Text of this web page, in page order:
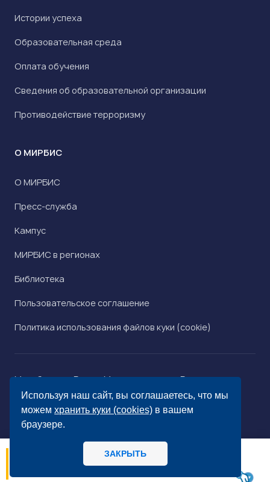
Используя наш сайт, вы соглашаетесь, что мы
можемхранить куки (cookies) в вашем
браузере.
ЗАКРЫТЬ
Истории успеха
Образовательная среда
Оплата обучения
Сведения об образовательной организации
Противодействие терроризму
О МИРБИС
О МИРБИС
Пресс-служба
Кампус
МИРБИС в регионах
Библиотека
Пользовательское соглашение
Политика использования файлов куки (cookie)
Минобрнауки РоссииМинпросвещения России
РоскомнадзорРособрнадзор
© «МИРБИС», 2026
МИРБИС - Школа бизнеса А вы как